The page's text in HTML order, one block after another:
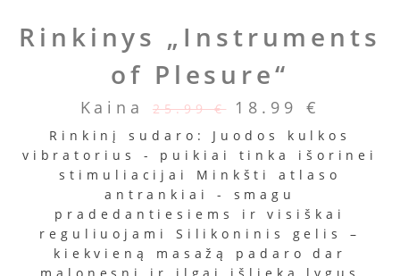
Rinkinys „Instruments
of Plesure“
Kaina 25.99€ 18.99 €
Rinkinį sudaro: Juodos kulkos
vibratorius - puikiai tinka išorinei
stimuliacijai Minkšti atlaso
antrankiai - smagu
pradedantiesiems ir visiškai
reguliuojami Silikoninis gelis –
kiekvieną masažą padaro dar